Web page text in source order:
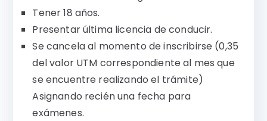
Tener 18 años.
Presentar última licencia de conducir.
Se cancela al momento de inscribirse (0,35
del valor UTM correspondiente al mes que
se encuentre realizando el trámite)
Asignando recién una fecha para
exámenes.